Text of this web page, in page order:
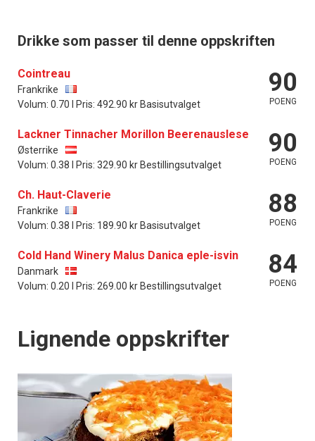
Drikke som passer til denne oppskriften
Cointreau
Frankrike
Volum: 0.70 l Pris: 492.90 kr Basisutvalget
90
POENG
Lackner Tinnacher Morillon Beerenauslese
Østerrike
Volum: 0.38 l Pris: 329.90 kr Bestillingsutvalget
90
POENG
Ch. Haut-Claverie
Frankrike
Volum: 0.38 l Pris: 189.90 kr Basisutvalget
88
POENG
Cold Hand Winery Malus Danica eple-isvin
Danmark
Volum: 0.20 l Pris: 269.00 kr Bestillingsutvalget
84
POENG
Lignende oppskrifter